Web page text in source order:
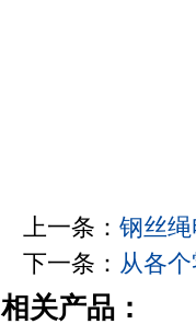
上一条： 钢丝
下一条： 从各
相关产品：